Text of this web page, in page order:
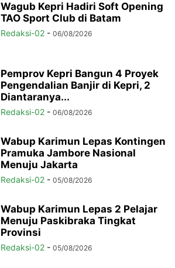
Wagub Kepri Hadiri Soft Opening
TAO Sport Club di Batam
Redaksi-02 - 06/08/2026
Pemprov Kepri Bangun 4 Proyek
Pengendalian Banjir di Kepri, 2
Diantaranya...
Redaksi-02 - 06/08/2026
Wabup Karimun Lepas Kontingen
Pramuka Jambore Nasional
Menuju Jakarta
Redaksi-02 - 05/08/2026
Wabup Karimun Lepas 2 Pelajar
Menuju Paskibraka Tingkat
Provinsi
Redaksi-02 - 05/08/2026